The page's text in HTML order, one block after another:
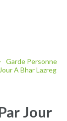
Garde Personne
A Bhar Lazreg
Jour